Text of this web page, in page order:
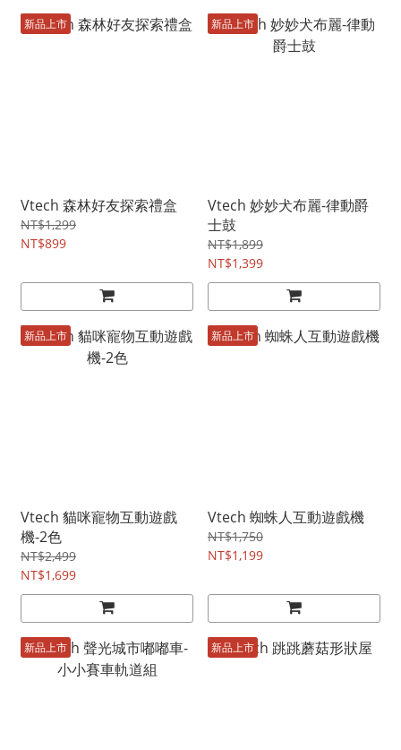
新品上市
Vtech 森林好友探索禮盒
NT$1,299
NT$899
新品上市
Vtech 妙妙犬布麗-律動爵
士鼓
NT$1,899
NT$1,399
新品上市
Vtech 貓咪寵物互動遊戲
機-2色
NT$2,499
NT$1,699
新品上市
Vtech 蜘蛛人互動遊戲機
NT$1,750
NT$1,199
新品上市 新品上市